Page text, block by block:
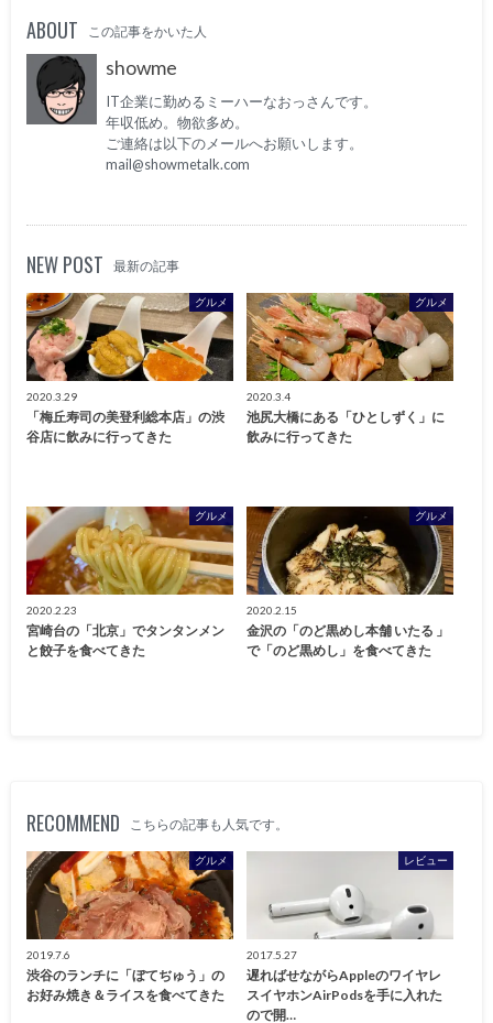
ABOUT この記事をかいた人
showme
IT企業に勤めるミーハーなおっさんです。
年収低め。物欲多め。
ご連絡は以下のメールへお願いします。
mail@showmetalk.com
NEW POST 最新の記事
グルメ
2020.3.29
「梅丘寿司の美登利総本店」の渋
谷店に飲みに行ってきた
グルメ
2020.3.4
池尻大橋にある「ひとしずく」に
飲みに行ってきた
グルメ
2020.2.23
宮崎台の「北京」でタンタンメン
と餃子を食べてきた
グルメ
2020.2.15
金沢の「のど黒めし本舗 いたる 」
で「のど黒めし」を食べてきた
RECOMMEND こちらの記事も人気です。
グルメ
2019.7.6
渋谷のランチに「ぼてぢゅう」の
お好み焼き＆ライスを食べてきた
レビュー
2017.5.27
遅ればせながらAppleのワイヤレ
スイヤホンAirPodsを手に入れた
ので開…